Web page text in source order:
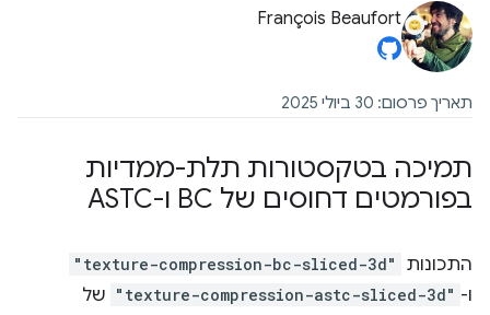
François Beaufort
תאריך פרסום: 30 ביולי 2025
תמיכה בטקסטורות תלת-ממדיות
בפורמטים דחוסים של BC ו-ASTC
התכונות "texture-compression-bc-sliced-3d"
ו- "texture-compression-astc-sliced-3d" של